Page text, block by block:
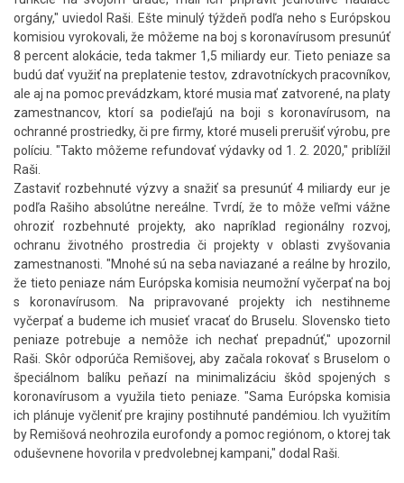
orgány," uviedol Raši. Ešte minulý týždeň podľa neho s Európskou
komisiou vyrokovali, že môžeme na boj s koronavírusom presunúť
8 percent alokácie, teda takmer 1,5 miliardy eur. Tieto peniaze sa
budú dať využiť na preplatenie testov, zdravotníckych pracovníkov,
ale aj na pomoc prevádzkam, ktoré musia mať zatvorené, na platy
zamestnancov, ktorí sa podieľajú na boji s koronavírusom, na
ochranné prostriedky, či pre firmy, ktoré museli prerušiť výrobu, pre
políciu. "Takto môžeme refundovať výdavky od 1. 2. 2020," priblížil
Raši.
Zastaviť rozbehnuté výzvy a snažiť sa presunúť 4 miliardy eur je
podľa Rašiho absolútne nereálne. Tvrdí, že to môže veľmi vážne
ohroziť rozbehnuté projekty, ako napríklad regionálny rozvoj,
ochranu životného prostredia či projekty v oblasti zvyšovania
zamestnanosti. "Mnohé sú na seba naviazané a reálne by hrozilo,
že tieto peniaze nám Európska komisia neumožní vyčerpať na boj
s koronavírusom. Na pripravované projekty ich nestihneme
vyčerpať a budeme ich musieť vracať do Bruselu. Slovensko tieto
peniaze potrebuje a nemôže ich nechať prepadnúť," upozornil
Raši. Skôr odporúča Remišovej, aby začala rokovať s Bruselom o
špeciálnom balíku peňazí na minimalizáciu škôd spojených s
koronavírusom a využila tieto peniaze. "Sama Európska komisia
ich plánuje vyčleniť pre krajiny postihnuté pandémiou. Ich využitím
by Remišová neohrozila eurofondy a pomoc regiónom, o ktorej tak
oduševnene hovorila v predvolebnej kampani," dodal Raši.​